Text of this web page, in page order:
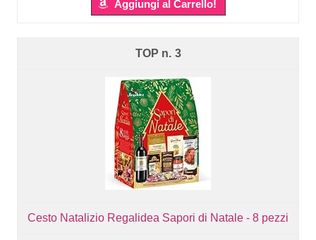
Aggiungi al Carrello!
3
Cesto Natalizio Regalidea Sapori di Natale - 8 pezzi